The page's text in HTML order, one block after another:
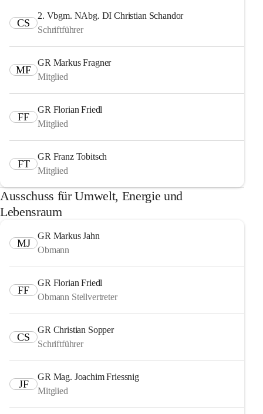
CS
2. Vbgm. NAbg. DI Christian Schandor
Schriftführer
MF
GR Markus Fragner
Mitglied
FF
GR Florian Friedl
Mitglied
FT
GR Franz Tobitsch
Mitglied
Ausschuss für Umwelt, Energie und
Lebensraum
MJ
GR Markus Jahn
Obmann
FF
GR Florian Friedl
Obmann Stellvertreter
CS
GR Christian Sopper
Schriftführer
JF
GR Mag. Joachim Friessnig
Mitglied